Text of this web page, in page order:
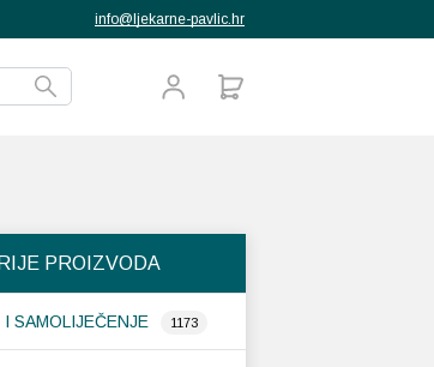
info@ljekarne-pavlic.hr
PROIZVODA
I SAMOLIJEČENJE 1173